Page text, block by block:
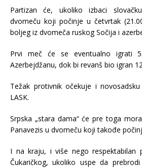
Partizan će, ukoliko izbaci
dvomeču koji počinje u četvrtak
boljeg iz dvomeča ruskog Sočija i
Prvi meč će se eventualno igrati
Azerbejdžanu, dok bi revanš bio igran
Težak protivnik očekuje i
LASK.
Srpska „stara dama“ će pre toga
Panavezis u dvomeču koji takođe
I na kraju, i više nego respektabilan
Čukaričkog, ukoliko uspe da